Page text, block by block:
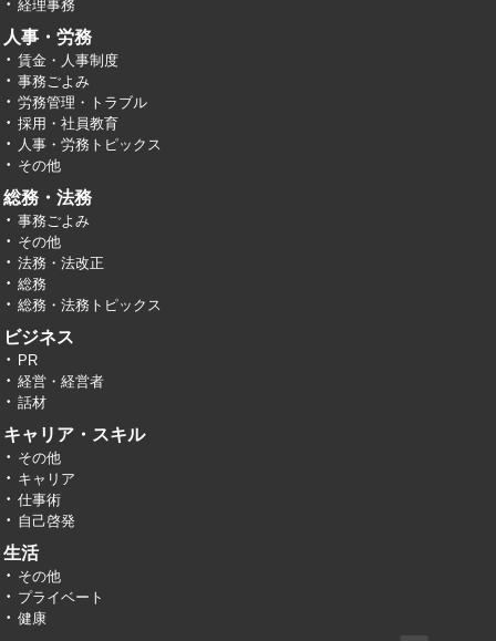
経理事務
人事・労務
賃金・人事制度
事務ごよみ
労務管理・トラブル
採用・社員教育
人事・労務トピックス
その他
総務・法務
事務ごよみ
その他
法務・法改正
総務
総務・法務トピックス
ビジネス
PR
経営・経営者
話材
キャリア・スキル
その他
キャリア
仕事術
自己啓発
生活
その他
プライベート
健康